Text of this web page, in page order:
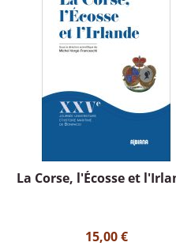
La Corse, l'Écosse et
15,00 €